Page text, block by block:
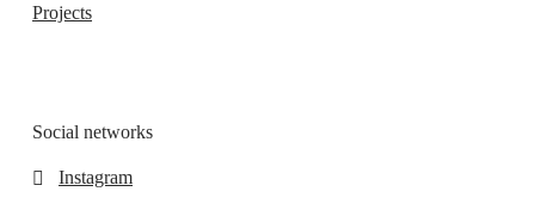
Projects
Social networks
Instagram